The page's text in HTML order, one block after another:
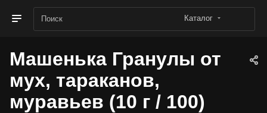
Каталог
Машенька Гранулы от
мух, тараканов,
муравьев (10 г / 100)